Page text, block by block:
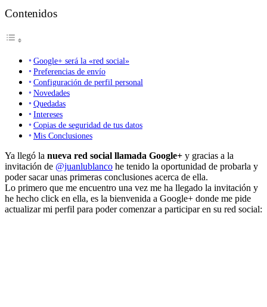
Contenidos
Google+ será la «red social»
Preferencias de envío
Configuración de perfil personal
Novedades
Quedadas
Intereses
Copias de seguridad de tus datos
Mis Conclusiones
Ya llegó la nueva red social llamada Google+ y gracias a la
invitación de @juanlublanco he tenido la oportunidad de probarla y
poder sacar unas primeras conclusiones acerca de ella.
Lo primero que me encuentro una vez me ha llegado la invitación y
he hecho click en ella, es la bienvenida a Google+ donde me pide
actualizar mi perfil para poder comenzar a participar en su red social: